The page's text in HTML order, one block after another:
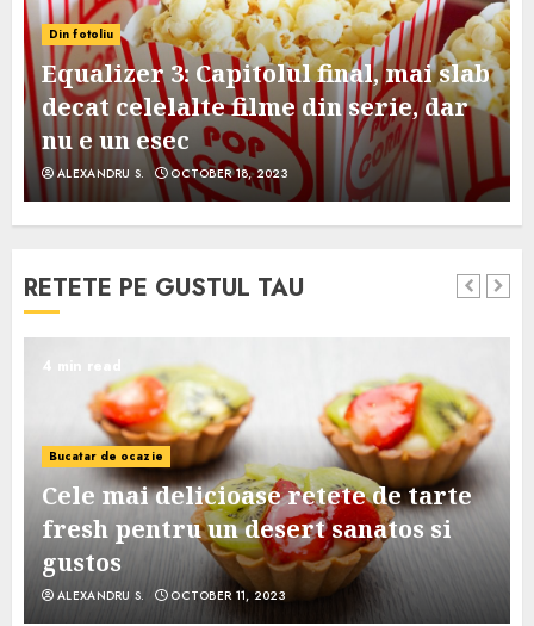
Din fotoliu
Equalizer 3: Capitolul final, mai slab
decat celelalte filme din serie, dar
nu e un esec
ALEXANDRU S. OCTOBER 18, 2023
RETETE PE GUSTUL TAU
4 min read
Bucatar de ocazie
Cele mai delicioase retete de tarte
fresh pentru un desert sanatos si
gustos
ALEXANDRU S. OCTOBER 11, 2023